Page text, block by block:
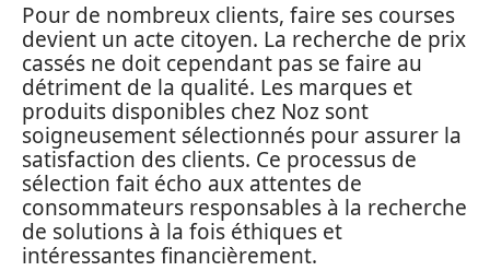
Pour de nombreux clients, faire ses courses
devient un acte citoyen. La recherche de prix
cassés ne doit cependant pas se faire au
détriment de la qualité. Les marques et
produits disponibles chez Noz sont
soigneusement sélectionnés pour assurer la
satisfaction des clients. Ce processus de
sélection fait écho aux attentes de
consommateurs responsables à la recherche
de solutions à la fois éthiques et
intéressantes financièrement.